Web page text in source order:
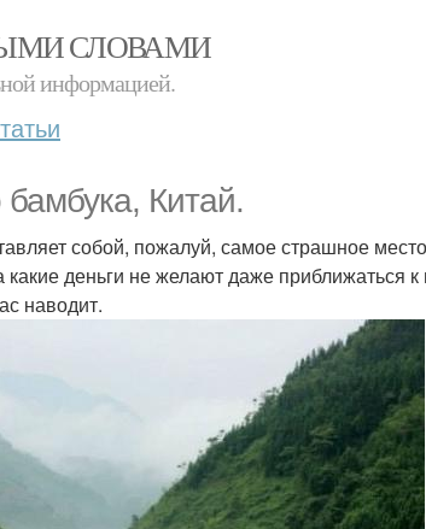
СЛОВАМИ
информацией.
Китай.
собой, пожалуй, самое страшное
деньги не желают даже приближаться
наводит.